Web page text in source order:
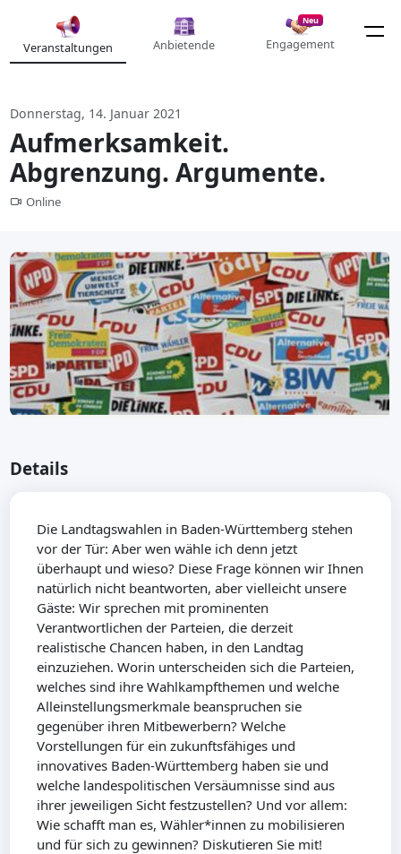
Veranstaltungen Anbietende
Neu
Engagement
Donnerstag, 14. Januar 2021
Aufmerksamkeit.
Abgrenzung. Argumente.
Online
Details
Die Landtagswahlen in Baden-Württemberg stehen
vor der Tür: Aber wen wähle ich denn jetzt
überhaupt und wieso? Diese Frage können wir Ihnen
natürlich nicht beantworten, aber vielleicht unsere
Gäste: Wir sprechen mit prominenten
Verantwortlichen der Parteien, die derzeit
realistische Chancen haben, in den Landtag
einzuziehen. Worin unterscheiden sich die Parteien,
welches sind ihre Wahlkampfthemen und welche
Alleinstellungsmerkmale beanspruchen sie
gegenüber ihren Mitbewerbern? Welche
Vorstellungen für ein zukunftsfähiges und
innovatives Baden-Württemberg haben sie und
welche landespolitischen Versäumnisse sind aus
ihrer jeweiligen Sicht festzustellen? Und vor allem:
Wie schafft man es, Wähler*innen zu mobilisieren
und für sich zu gewinnen? Diskutieren Sie mit!